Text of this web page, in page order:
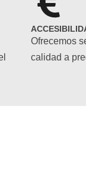
Ofrecemos
calidad a